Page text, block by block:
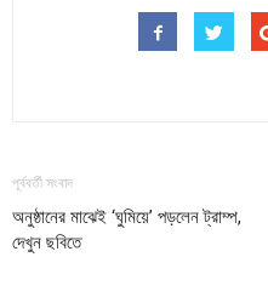
পূর্ববর্তী সংবাদ
অনুষ্ঠানের মাঝেই ‘ঘুমিয়ে’ পড়লেন ট্রাম্প,
দেখুন ছবিতে